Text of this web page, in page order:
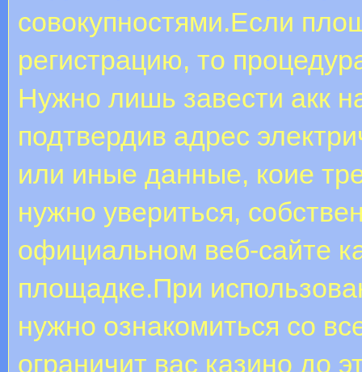
совокупностями.Если
регистрацию, то
Нужно лишь завести акк
подтвердив адрес
или иные данные, коие
нужно увериться,
официальном веб-сайте
площадке.При
нужно ознакомиться со
ограничит вас казино до